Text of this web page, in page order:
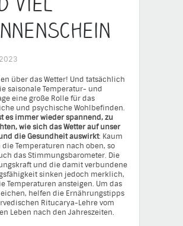
über das Wetter! Und tatsächlich
saisonale Temperatur- und
eine große Rolle für das
und psychische Wohlbefinden.
es immer wieder spannend, zu
wie sich das Wetter auf unser
die Gesundheit auswirkt: Kaum
Temperaturen nach oben, so
das Stimmungsbarometer. Die
und die damit verbundene
sinken jedoch merklich,
Temperaturen ansteigen. Um das
helfen die Ernährungstipps
Ritucarya-Lehre vom
Leben nach den Jahreszeiten.